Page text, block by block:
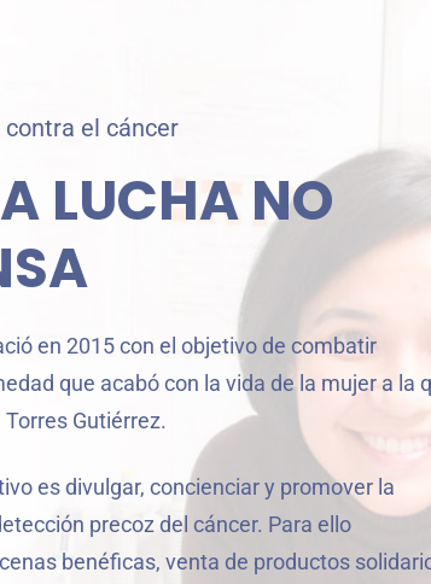
el cáncer
LUCHA NO
en 2015 con el objetivo de combatir
que acabó con la vida de la mujer a la
Gutiérrez.
es divulgar, concienciar y promover la
precoz del cáncer. Para ello
benéficas, venta de productos